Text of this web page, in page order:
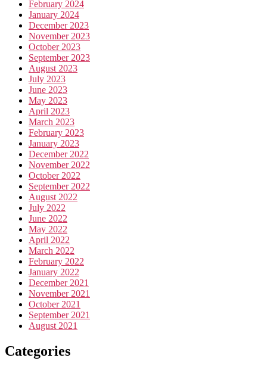
February 2024
January 2024
December 2023
November 2023
October 2023
September 2023
August 2023
July 2023
June 2023
May 2023
April 2023
March 2023
February 2023
January 2023
December 2022
November 2022
October 2022
September 2022
August 2022
July 2022
June 2022
May 2022
April 2022
March 2022
February 2022
January 2022
December 2021
November 2021
October 2021
September 2021
August 2021
Categories